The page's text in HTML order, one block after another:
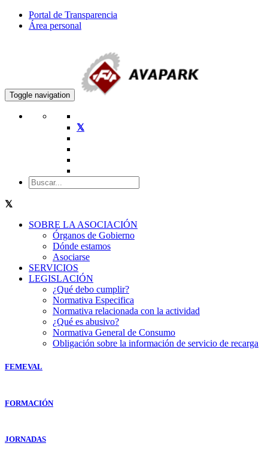
Portal de Transparencia
Área personal
Toggle navigation
SOBRE LA ASOCIACIÓN
Órganos de Gobierno
Dónde estamos
Asociarse
SERVICIOS
LEGISLACIÓN
¿Qué debo cumplir?
Normativa Especifica
Normativa relacionada con la actividad
¿Qué es abusivo?
Normativa General de Consumo
Obligación sobre la información de servicio de recarga
FEMEVAL
FORMACIÓN
JORNADAS